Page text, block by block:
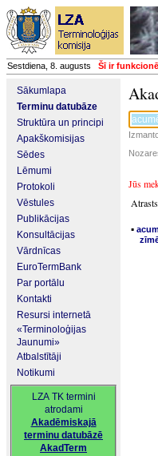
Sestdiena, 8. augusts Šī ir
Sākumlapa
Terminu datubāze
Struktūra un principi
Apakškomisijas
Sēdes
Lēmumi
Protokoli
Vēstules
Publikācijas
Konsultācijas
Vārdnīcas
EuroTermBank
Par portālu
Kontakti
Resursi internetā
«Terminoloģijas
Jaunumi»
Atbalstītāji
Notikumi
LZA TK termini
atrodami
Akadēmiskajā
terminu datubāzē
AkadTerm
Jūs
▪